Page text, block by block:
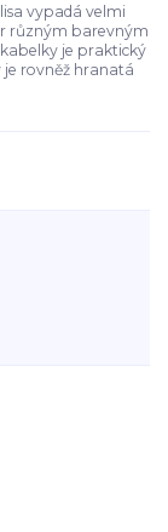
vypadá velmi
různým barevným
je praktický
rovněž hranatá